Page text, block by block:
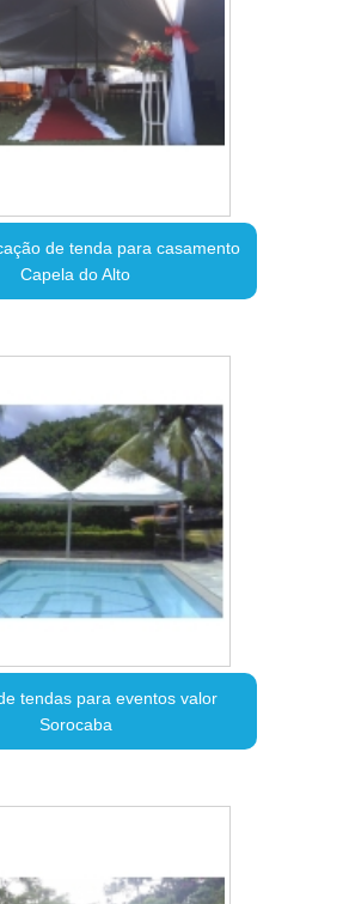
de tenda para casamento
Capela do Alto
tendas para eventos valor
Sorocaba